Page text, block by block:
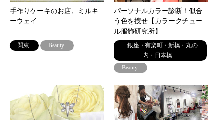
手作りケーキのお店。ミルキ
ーウェイ
関東 Beauty
パーソナルカラー診断！似合
う色を捜せ【カラークチュー
ル服飾研究所】
銀座・有楽町・新橋・丸の
内・日本橋
Beauty